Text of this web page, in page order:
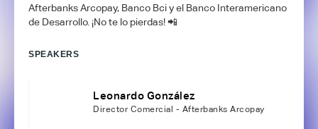
Afterbanks Arcopay, Banco Bci y el Banco Interamericano
de Desarrollo. ¡No te lo pierdas! 📲
SPEAKERS
Leonardo González
Director Comercial - Afterbanks Arcopay